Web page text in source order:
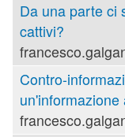
Da una parte ci
cattivi?
Contro-
un'informazione